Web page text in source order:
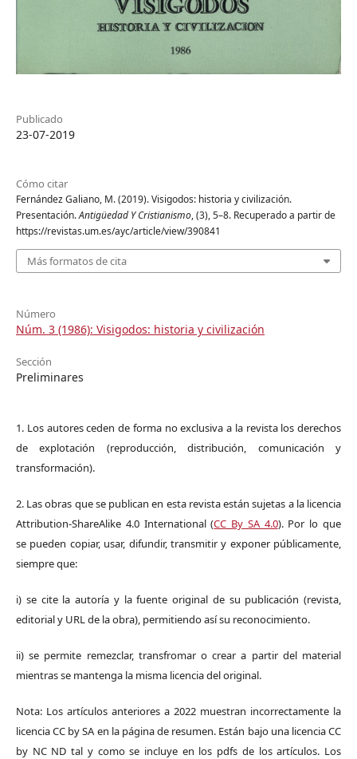
Publicado
23-07-2019
Cómo citar
Fernández Galiano, M. (2019). Visigodos: historia y civilización.
Presentación.Antigüedad Y Cristianismo, (3), 5–8. Recuperado a partir de
https://revistas.um.es/ayc/article/view/390841
Más formatos de cita
Número
Núm. 3 (1986): Visigodos: historia y civilización
Sección
Preliminares
1. Los autores ceden de forma no exclusiva a la revista los derechos
de explotación (reproducción, distribución, comunicación y
transformación).
2. Las obras que se publican en esta revista están sujetas a la licencia
Attribution-ShareAlike 4.0 International (CC By SA 4.0). Por lo que
se pueden copiar, usar, difundir, transmitir y exponer públicamente,
siempre que:
i) se cite la autoría y la fuente original de su publicación (revista,
editorial y URL de la obra), permitiendo así su reconocimiento.
ii) se permite remezclar, transfromar o crear a partir del material
mientras se mantenga la misma licencia del original.
Nota: Los artículos anteriores a 2022 muestran incorrectamente la
licencia CC by SA en la página de resumen. Están bajo una licencia CC
by NC ND tal y como se incluye en los pdfs de los artículos. Los